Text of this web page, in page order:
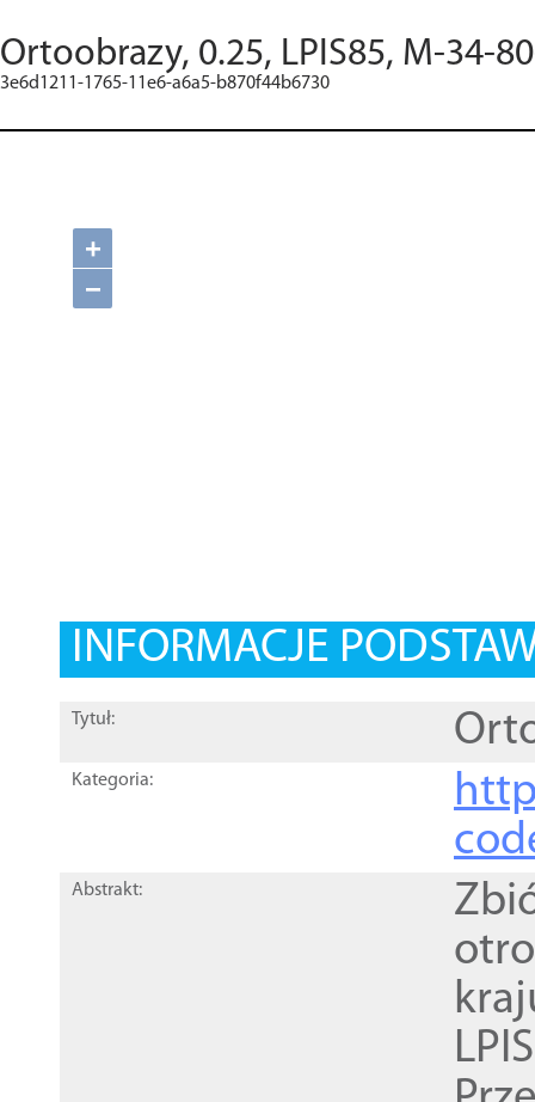
Ortoobrazy, 0.25, LPIS85, M-34-
3e6d1211-1765-11e6-a6a5-b870f44b6730
+
−
INFORMACJE
Tytuł:
Kategoria:
Abstrakt: